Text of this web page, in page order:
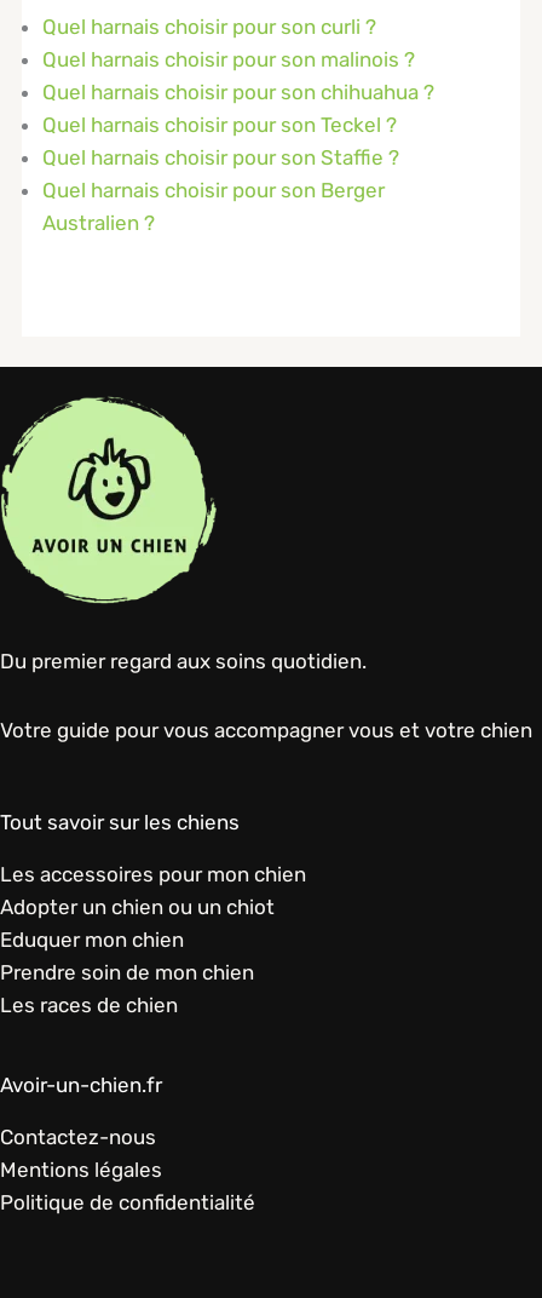
Quel harnais choisir pour son curli ?
Quel harnais choisir pour son malinois ?
Quel harnais choisir pour son chihuahua ?
Quel harnais choisir pour son Teckel ?
Quel harnais choisir pour son Staffie ?
Quel harnais choisir pour son Berger
Australien ?
Du premier regard aux soins quotidien.
Votre guide pour vous accompagner vous et votre chien
Tout savoir sur les chiens
Les accessoires pour mon chien
Adopter un chien ou un chiot
Eduquer mon chien
Prendre soin de mon chien
Les races de chien
Avoir-un-chien.fr
Contactez-nous
Mentions légales
Politique de confidentialité